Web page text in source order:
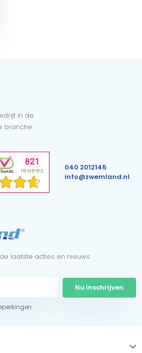
in de
branche.
040 2012145
info@zwemland.nl
laatste acties en nieuws
Nu inschrijven